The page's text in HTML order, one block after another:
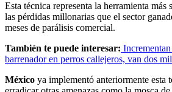
Esta técnica representa la herramienta más
las pérdidas millonarias que el sector
meses de parálisis comercial.
También te puede interesar:
barrenador en perros callejeros, van dos
México ya implementó anteriormente esta